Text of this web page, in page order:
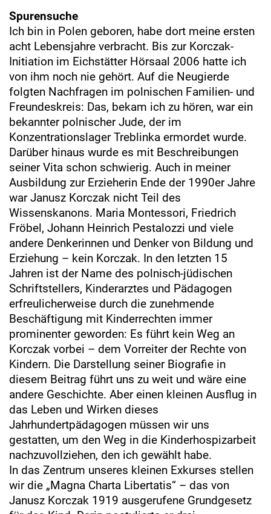
Spurensuche
Ich bin in Polen geboren, habe dort meine ersten
acht Lebensjahre verbracht. Bis zur Korczak-
Initiation im Eichstätter Hörsaal 2006 hatte ich
von ihm noch nie gehört. Auf die Neugierde
folgten Nachfragen im polnischen Familien- und
Freundeskreis: Das, bekam ich zu hören, war ein
bekannter polnischer Jude, der im
Konzentrationslager Treblinka ermordet wurde.
Darüber hinaus wurde es mit Beschreibungen
seiner Vita schon schwierig. Auch in meiner
Ausbildung zur Erzieherin Ende der 1990er Jahre
war Janusz Korczak nicht Teil des
Wissenskanons. Maria Montessori, Friedrich
Fröbel, Johann Heinrich Pestalozzi und viele
andere Denkerinnen und Denker von Bildung und
Erziehung – kein Korczak. In den letzten 15
Jahren ist der Name des polnisch-jüdischen
Schriftstellers, Kinderarztes und Pädagogen
erfreulicherweise durch die zunehmende
Beschäftigung mit Kinderrechten immer
prominenter geworden: Es führt kein Weg an
Korczak vorbei – dem Vorreiter der Rechte von
Kindern. Die Darstellung seiner Biografie in
diesem Beitrag führt uns zu weit und wäre eine
andere Geschichte. Aber einen kleinen Ausflug in
das Leben und Wirken dieses
Jahrhundertpädagogen müssen wir uns
gestatten, um den Weg in die Kinderhospizarbeit
nachzuvollziehen, den ich gewählt habe.
In das Zentrum unseres kleinen Exkurses stellen
wir die „Magna Charta Libertatis“ – das von
Janusz Korczak 1919 ausgerufene Grundgesetz